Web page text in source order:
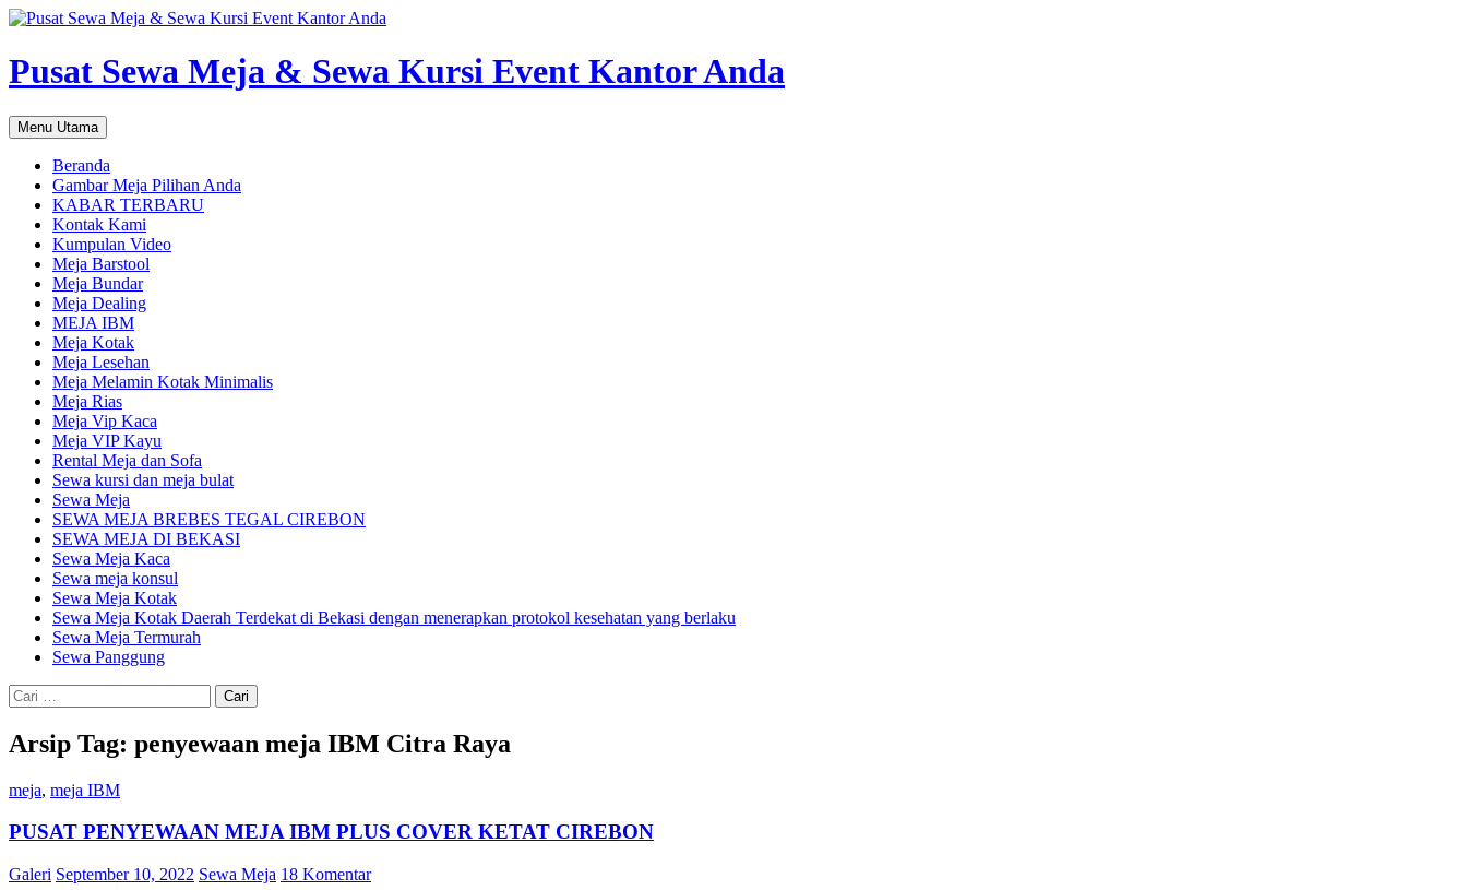
Pusat Sewa Meja & Sewa Kursi Event Kantor Anda
Cari
Menu Utama Langsung
ke
isi
Beranda
Gambar Meja Pilihan Anda
KABAR TERBARU
Kontak Kami
Kumpulan Video
Meja Barstool
Meja Bundar
Meja Dealing
MEJA IBM
Meja Kotak
Meja Lesehan
Meja Melamin Kotak Minimalis
Meja Rias
Meja Vip Kaca
Meja VIP Kayu
Rental Meja dan Sofa
Sewa kursi dan meja bulat
Sewa Meja
SEWA MEJA BREBES TEGAL CIREBON
SEWA MEJA DI BEKASI
Sewa Meja Kaca
Sewa meja konsul
Sewa Meja Kotak
Sewa Meja Kotak Daerah Terdekat di Bekasi dengan menerapkan protokol kesehatan yang berlaku
Sewa Meja Termurah
Sewa Panggung
Cari
untuk:
Arsip Tag: penyewaan meja IBM Citra Raya
meja, meja IBM
PUSAT PENYEWAAN MEJA IBM PLUS COVER KETAT CIREBON
Galeri September 10, 2022 Sewa Meja 18 Komentar